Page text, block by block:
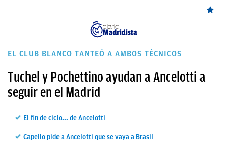
ÚLTIMAS
REAL
EL CLUB BLANCO TANTEÓ A AMBOS TÉCNICOS
Tuchel y Pochettino ayudan a Ancelotti a
seguir en el Madrid
El fin de ciclo... de Ancelotti
Capello pide a Ancelotti que se vaya a Brasil